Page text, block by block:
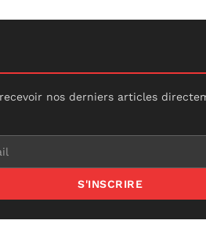
nos derniers articles
S'INSCRIRE